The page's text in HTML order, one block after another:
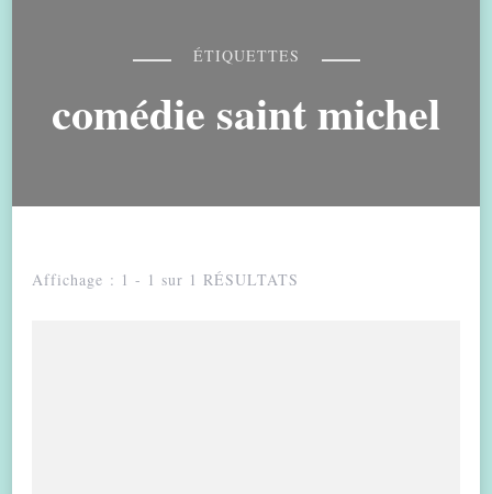
ÉTIQUETTES
comédie saint michel
Affichage : 1 - 1 sur 1 RÉSULTATS